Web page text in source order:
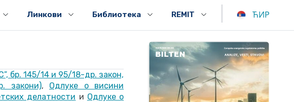
Линкови Библиотека REMIT | ЋИР
бр. 145/14 и 95/18-др. закон,
закони),
Одлуке о висини
делатности и Одлуке о